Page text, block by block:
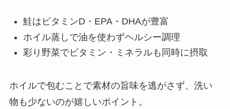
鮭はビタミンD・EPA・DHAが豊富
ホイル蒸しで油を使わずヘルシー調理
彩り野菜でビタミン・ミネラルも同時に摂取
ホイルで包むことで素材の旨味を逃がさず、洗い
物も少ないのが嬉しいポイント。